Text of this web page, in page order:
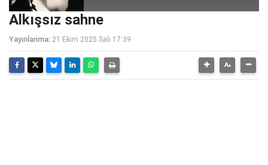
Alkışsız sahne
Yayınlanma: 21 Ekim 2025 Salı 17:39